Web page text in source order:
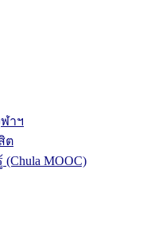
าฯ
ต
MOOC)